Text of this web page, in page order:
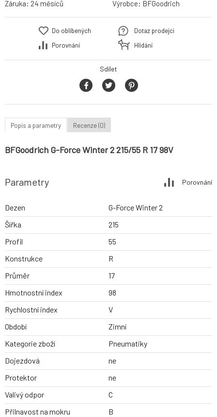
Záruka: 24 měsíců Výrobce: BFGoodrich
Do oblíbených
Porovnání
Dotaz prodejci
Hlídání
Sdílet
Popis a parametry Recenze (0)
BFGoodrich G-Force Winter 2 215/55 R 17 98V
Parametry Porovnání
Dezen
G-Force Winter 2
Šířka
215
Profil
55
Konstrukce
R
Průměr
17
Hmotnostní index
98
Rychlostní index
V
Období
Zimní
Kategorie zboží
Pneumatiky
Dojezdová
ne
Protektor
ne
Valivý odpor
C
Přilnavost na mokru
B